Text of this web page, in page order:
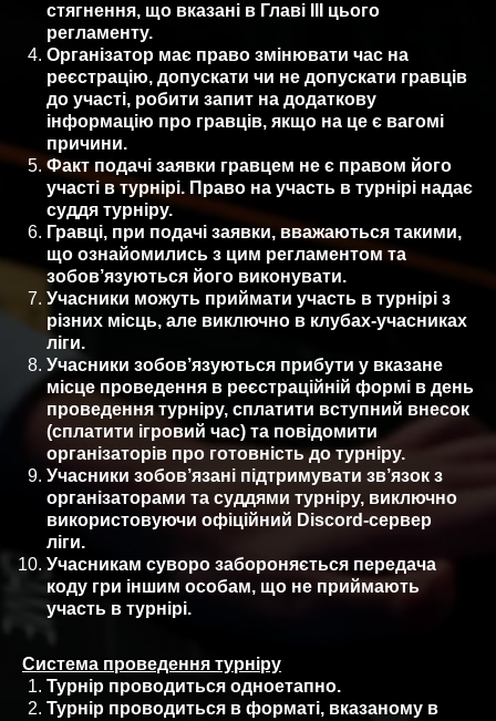
стягнення, що вказані в Главі ІІІ цього
регламенту.
Організатор має право змінювати час на
реєстрацію, допускати чи не допускати гравців
до участі, робити запит на додаткову
інформацію про гравців, якщо на це є вагомі
причини.
Факт подачі заявки гравцем не є правом його
участі в турнірі. Право на участь в турнірі надає
суддя турніру.
Гравці, при подачі заявки, вважаються такими,
що ознайомились з цим регламентом та
зобов’язуються його виконувати.
Учасники можуть приймати участь в турнірі з
різних місць, але виключно в клубах-учасниках
ліги.
Учасники зобов’язуються прибути у вказане
місце проведення в реєстраційній формі в день
проведення турніру, сплатити вступний внесок
(сплатити ігровий час) та повідомити
організаторів про готовність до турніру.
Учасники зобов’язані підтримувати зв’язок з
організаторами та суддями турніру, виключно
використовуючи офіційний Discord-сервер
ліги.
Учасникам суворо забороняється передача
коду гри іншим особам, що не приймають
участь в турнірі.
Система проведення турніру
Турнір проводиться одноетапно.
Турнір проводиться в форматі, вказаному в